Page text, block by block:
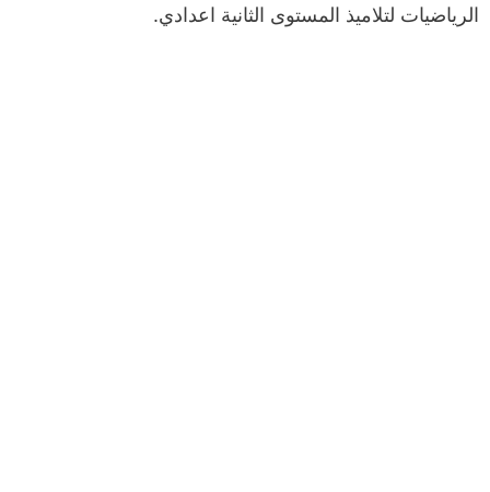
الرياضيات لتلاميذ المستوى الثانية اعدادي.